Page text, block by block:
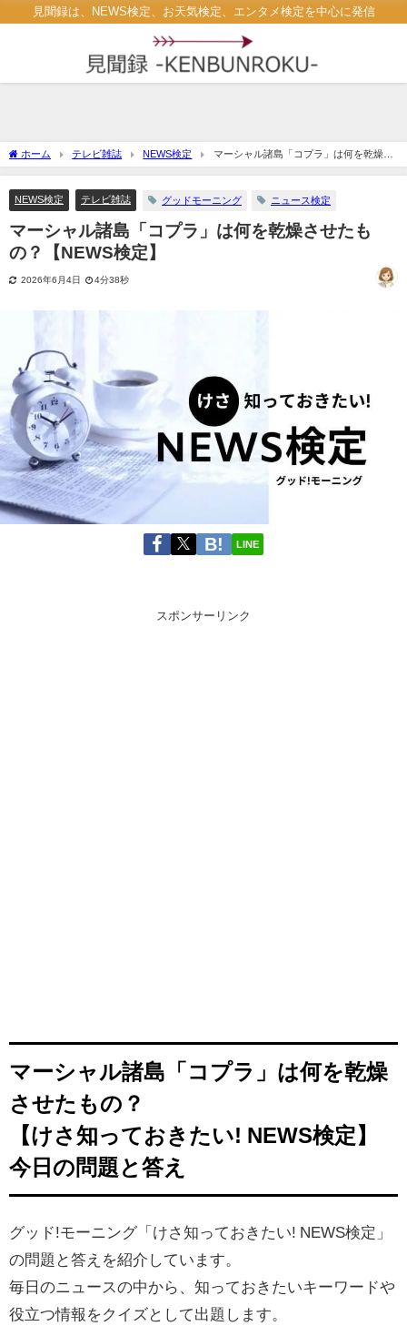
見聞録は、NEWS検定、お天気検定、エンタメ検定を中心に発信
ホーム テレビ雑誌 NEWS検定
マーシャル諸島「コプラ」は何を乾燥さ
せたもの？【NEWS検定】
NEWS検定 テレビ雑誌 グッドモーニング ニュース検定
マーシャル諸島「コプラ」は何を乾燥させたも
の？【NEWS検定】
2026年6月4日 4分38秒
LINE
スポンサーリンク
マーシャル諸島「コプラ」は何を乾燥
させたもの？
【けさ知っておきたい! NEWS検定】
今日の問題と答え
グッド!モーニング「けさ知っておきたい! NEWS検定」
の問題と答えを紹介しています。
毎日のニュースの中から、知っておきたいキーワードや
役立つ情報をクイズとして出題します。